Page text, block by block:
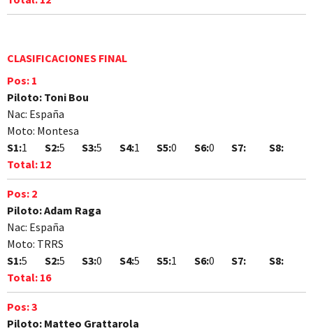
CLASIFICACIONES FINAL
Pos: 1
Piloto: Toni Bou
Nac: España
Moto: Montesa
S1:1 S2:5 S3:5 S4:1 S5:0 S6:0 S7:
S8:
Total: 12
Pos: 2
Piloto:Adam Raga
Nac: España
Moto: TRRS
S1:5 S2:5 S3:0 S4:5 S5:1 S6:0 S7:
S8:
Total: 16
Pos:3
Piloto: Matteo Grattarola